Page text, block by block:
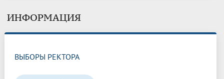
ИНФОРМАЦИЯ
ВЫБОРЫ РЕКТОРА